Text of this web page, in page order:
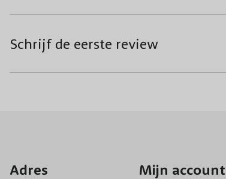
Schrijf de eerste review
Adres Mijn account